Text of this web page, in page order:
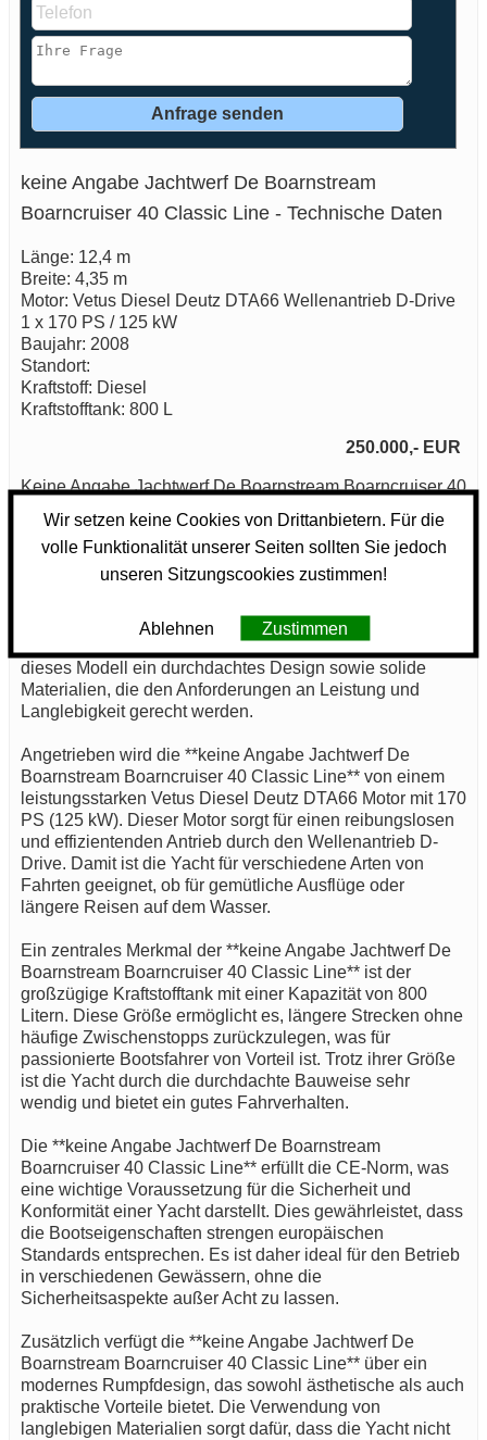
keine Angabe Jachtwerf De Boarnstream
Boarncruiser 40 Classic Line - Technische Daten
Länge: 12,4 m
Breite: 4,35 m
Motor: Vetus Diesel Deutz DTA66 Wellenantrieb D-Drive
1 x 170 PS / 125 kW
Baujahr: 2008
Standort:
Kraftstoff: Diesel
Kraftstofftank: 800 L
250.000,- EUR
Keine Angabe Jachtwerf De Boarnstream Boarncruiser 40
Classic Line: Technische Exzellenz für Bootsliebhaber
Die **keine Angabe Jachtwerf De Boarnstream
Motoryacht, die sich durch ihre technischen
Eigenschaften auszeichnet. Gebaut im Jahr 2008, bietet
dieses Modell ein durchdachtes Design sowie solide
Materialien, die den Anforderungen an Leistung und
Langlebigkeit gerecht werden.
Angetrieben wird die **keine Angabe Jachtwerf De
Boarnstream Boarncruiser 40 Classic Line** von einem
leistungsstarken Vetus Diesel Deutz DTA66 Motor mit 170
PS (125 kW). Dieser Motor sorgt für einen reibungslosen
und effizientenden Antrieb durch den Wellenantrieb D-
Drive. Damit ist die Yacht für verschiedene Arten von
Fahrten geeignet, ob für gemütliche Ausflüge oder
längere Reisen auf dem Wasser.
Ein zentrales Merkmal der **keine Angabe Jachtwerf De
Boarnstream Boarncruiser 40 Classic Line** ist der
großzügige Kraftstofftank mit einer Kapazität von 800
Litern. Diese Größe ermöglicht es, längere Strecken ohne
häufige Zwischenstopps zurückzulegen, was für
passionierte Bootsfahrer von Vorteil ist. Trotz ihrer Größe
ist die Yacht durch die durchdachte Bauweise sehr
wendig und bietet ein gutes Fahrverhalten.
Die **keine Angabe Jachtwerf De Boarnstream
Boarncruiser 40 Classic Line** erfüllt die CE-Norm, was
eine wichtige Voraussetzung für die Sicherheit und
Konformität einer Yacht darstellt. Dies gewährleistet, dass
die Bootseigenschaften strengen europäischen
Standards entsprechen. Es ist daher ideal für den Betrieb
in verschiedenen Gewässern, ohne die
Sicherheitsaspekte außer Acht zu lassen.
Zusätzlich verfügt die **keine Angabe Jachtwerf De
Boarnstream Boarncruiser 40 Classic Line** über ein
modernes Rumpfdesign, das sowohl ästhetische als auch
praktische Vorteile bietet. Die Verwendung von
langlebigen Materialien sorgt dafür, dass die Yacht nicht
Wir setzen keine Cookies von Drittanbietern. Für die
volle Funktionalität unserer Seiten sollten Sie jedoch
unseren Sitzungscookies zustimmen!
Ablehnen Zustimmen